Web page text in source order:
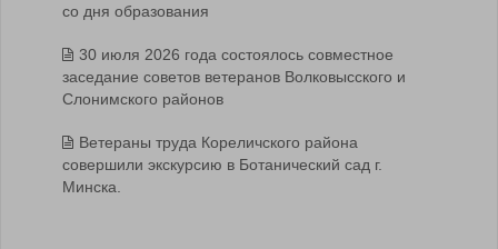
со дня образования
30 июля 2026 года состоялось совместное
заседание советов ветеранов Волковысского и
Слонимского районов
Ветераны труда Кореличского района
совершили экскурсию в Ботанический сад г.
Минска.